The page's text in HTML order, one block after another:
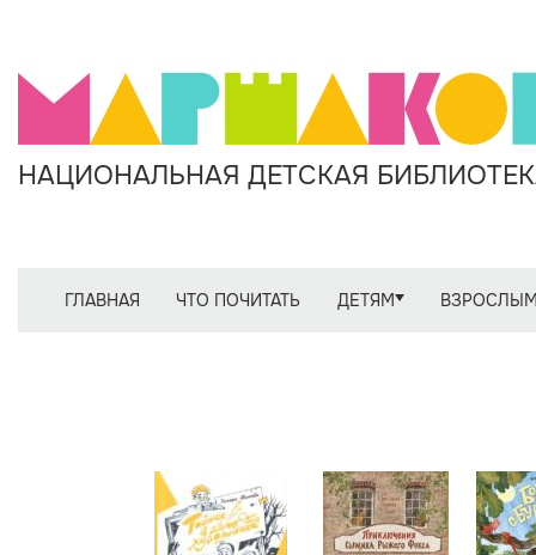
НАЦИОНАЛЬНАЯ ДЕТСКАЯ
ГЛАВНАЯ ЧТО ПОЧИТАТЬ ДЕТЯМ